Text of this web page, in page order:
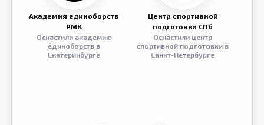
Академия единоборств
РМК
Оснастили академию
единоборств в
Екатеринбурге
Центр спортивной
подготовки СПб
Оснастили центр
спортивной подготовки в
Санкт-Петербурге